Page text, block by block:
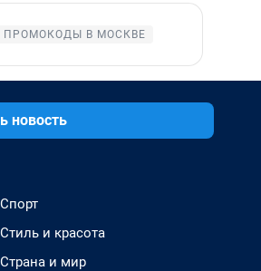
ПРОМОКОДЫ В МОСКВЕ
новость
Спорт
Стиль и красота
Страна и мир